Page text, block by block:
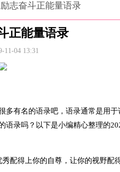
励志奋斗正能量语录
正能量语录
11-04 13:31
有名的语录吧，语录通常是用于
语录吗？以下是小编精心整理的
得上你的自尊，让你的视野配得